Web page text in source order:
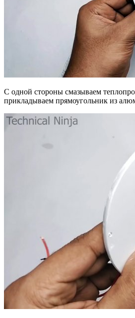
С одной стороны смазываем
прикладываем прямоугольник из